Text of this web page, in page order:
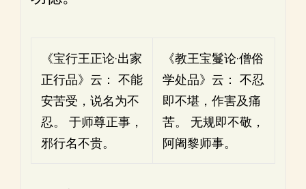
《宝行王正论·出家
正行品》云： 不能
安苦受，说名为不
忍。 于师尊正事，
邪行名不贵。
《教王宝鬘论·僧俗
学处品》云： 不忍
即不堪，作害及痛
苦。 无规即不敬，
阿阇黎师事。